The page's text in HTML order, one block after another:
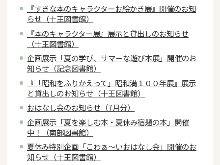
『すきな本のキャラクターお絵かき展』開催のお知
らせ（十王図書館）
『本のキャラクター展』展示と貸出しのお知らせ
（十王図書館）
企画展示「夏の学び、サマーな遊び本展」開催のお
知らせ（記念図書館）
『「昭和をふりかえって」昭和満１００年展』展示
と貸出しのお知らせ（十王図書館）
おはなし会のお知らせ（7月分）
企画展示「夏を楽しむ本・夏休み宿題の本」開催
中！（南部図書館）
夏休み特別企画「こわぁ～いおはなし会」開催のお
知らせ（十王図書館）